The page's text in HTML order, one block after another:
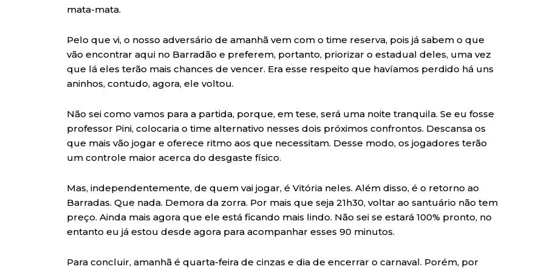
mata-mata.
Pelo que vi, o nosso adversário de amanhã vem com o time reserva, pois já sabem o que
vão encontrar aqui no Barradão e preferem, portanto, priorizar o estadual deles, uma vez
que lá eles terão mais chances de vencer. Era esse respeito que havíamos perdido há uns
aninhos, contudo, agora, ele voltou.
Não sei como vamos para a partida, porque, em tese, será uma noite tranquila. Se eu fosse
professor Pini, colocaria o time alternativo nesses dois próximos confrontos. Descansa os
que mais vão jogar e oferece ritmo aos que necessitam. Desse modo, os jogadores terão
um controle maior acerca do desgaste físico.
Mas, independentemente, de quem vai jogar, é Vitória neles. Além disso, é o retorno ao
Barradas. Que nada. Demora da zorra. Por mais que seja 21h30, voltar ao santuário não tem
preço. Ainda mais agora que ele está ficando mais lindo. Não sei se estará 100% pronto, no
entanto eu já estou desde agora para acompanhar esses 90 minutos.
Para concluir, amanhã é quarta-feira de cinzas e dia de encerrar o carnaval. Porém, por